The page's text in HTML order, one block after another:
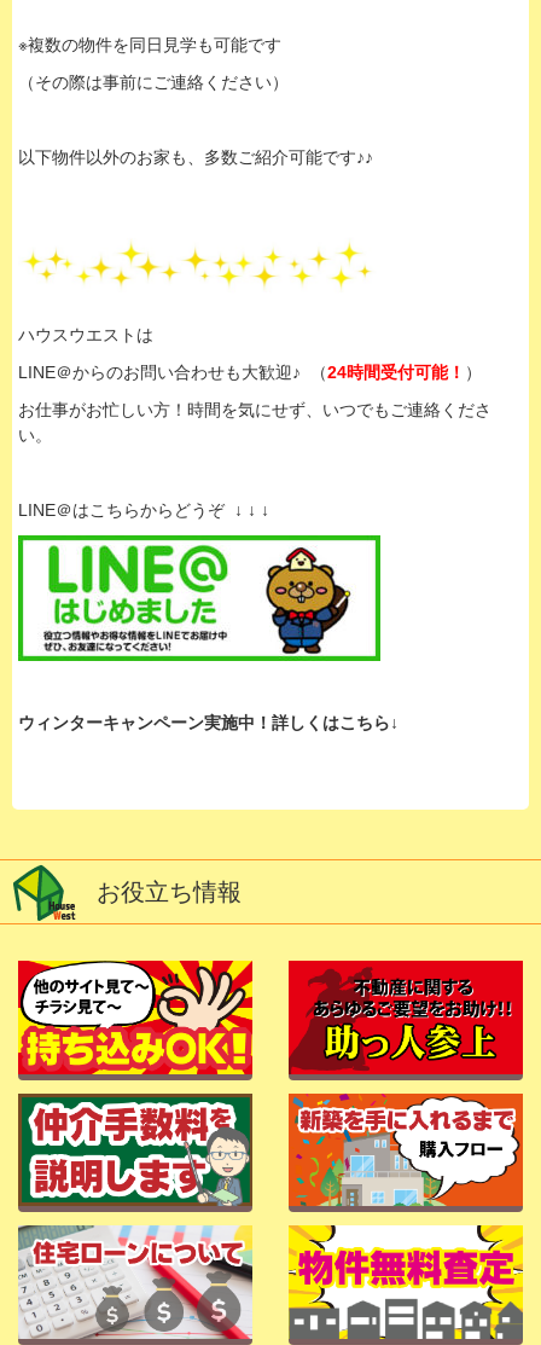
※複数の物件を同日見学も可能です
（その際は事前にご連絡ください）
以下物件以外のお家も、多数ご紹介可能です♪♪
ハウスウエストは
LINE＠からのお問い合わせも大歓迎♪ （24時間受付可能！ ）
お仕事がお忙しい方！時間を気にせず、いつでもご連絡くださ
い。
LINE＠はこちらからどうぞ ↓ ↓ ↓
ウィンターキャンペーン実施中！詳しくはこちら↓
お役立ち情報